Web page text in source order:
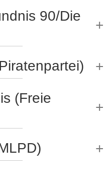
90/Die
(Freie